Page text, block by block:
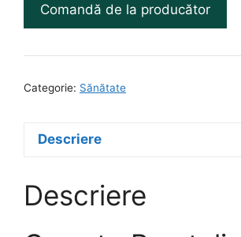
fost:
159,00 lei.
Comandă de la producător
Categorie: Sănătate
Descriere
Descriere